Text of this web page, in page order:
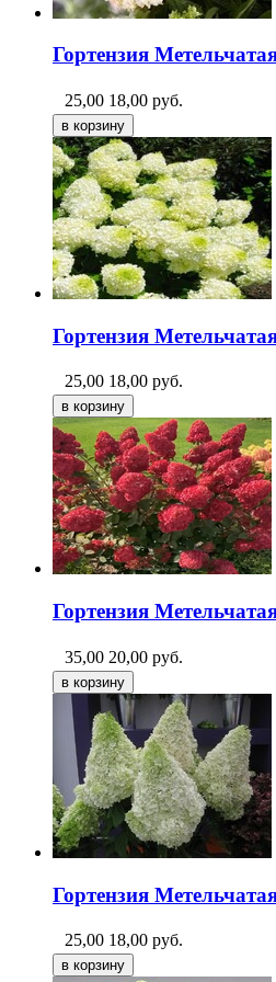
Гортензия
25,00 18,00 руб.
Гортензия
25,00 18,00 руб.
Гортензия
35,00 20,00 руб.
Гортензия
25,00 18,00 руб.